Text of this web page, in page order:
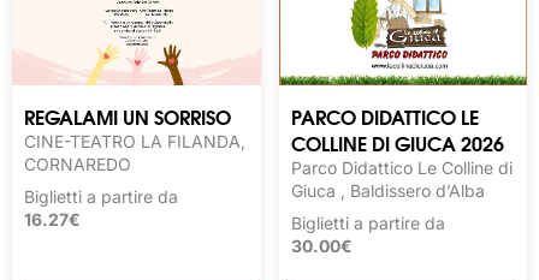
REGALAMI UN SORRISO
CINE-TEATRO LA FILANDA,
CORNAREDO
Biglietti a partire da
16.27€
PARCO DIDATTICO LE
COLLINE DI GIUCA 2026
Parco Didattico Le Colline di
Giuca , Baldissero d’Alba
Biglietti a partire da
30.00€